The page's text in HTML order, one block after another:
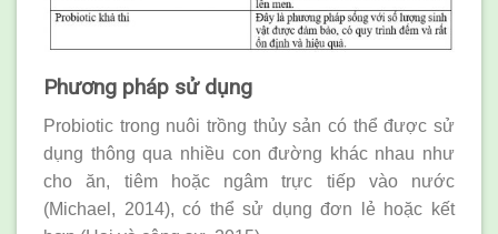
Phương pháp sửdụng
Probiotic trong nuôi trồng thủy sản có thể được sử
dụng thông qua nhiều con đường khác nhau như
cho ăn, tiêm hoặc ngâm trực tiếp vào nước
(Michael, 2014), có thể sử dụng đơn lẻ hoặc kết